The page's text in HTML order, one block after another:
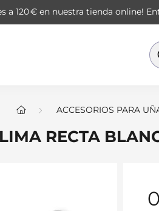
a 120 € en nuestra tienda online!
ACCESORIOS PARA
LIMA RECTA